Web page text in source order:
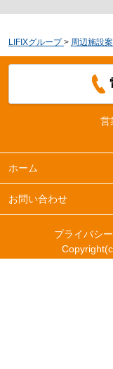
LIFIXグループ > 周辺施設
営
ホーム
お問い合わせ
プライバシ